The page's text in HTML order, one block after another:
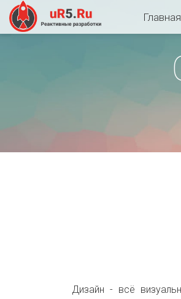
Главная
Дизайн - всё